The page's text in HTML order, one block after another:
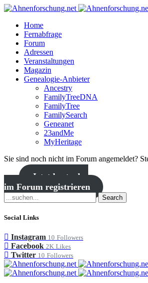
Home
Fernabfrage
Forum
Adressen
Veranstaltungen
Magazin
Genealogie-Anbieter
Ancestry
FamilyTreeDNA
FamilyTree
FamilySearch
Geneanet
23andMe
MyHeritage
Sie sind noch nicht im Forum angemeldet?
Jetzt kostenlos
im Forum registrieren
Search
Social Links
Instagram 10 Followers
Facebook 2K Likes
Twitter 10 Followers